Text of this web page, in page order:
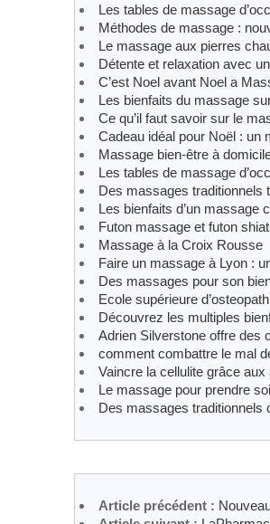
Les tables de massage
Méthodes de massage :
Le massage aux pierres
Détente et relaxation avec
C’est Noel avant Noel a
Les bienfaits du massage
Ce qu’il faut savoir sur le
Cadeau idéal pour Noël : un
Massage bien-être à
Les tables de massage
Des massages traditionnels
Les bienfaits d’un massage
Futon massage et futon
Massage à la Croix Rousse
Faire un massage à Lyon :
Des massages pour son
Ecole supérieure
Découvrez les multiples
Adrien Silverstone offre des
comment combattre le mal
Vaincre la cellulite grâce
Le massage pour prendre
Des massages traditionnels
Article précédent :